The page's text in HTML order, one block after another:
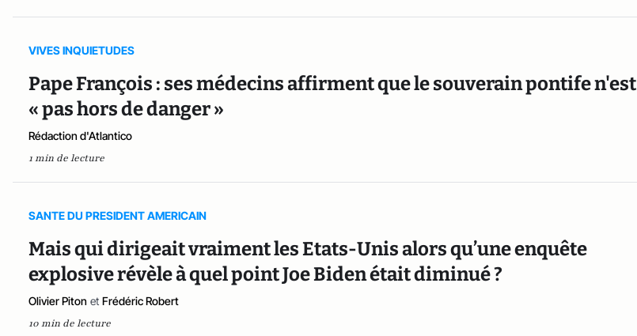
VIVES INQUIETUDES
Pape François : ses médecins affirment que le souverain pontife n'est
« pas hors de danger »
Rédaction d'Atlantico
1 min de lecture
SANTE DU PRESIDENT AMERICAIN
Mais qui dirigeait vraiment les Etats-Unis alors qu’une enquête
explosive révèle à quel point Joe Biden était diminué ?
Olivier Piton et Frédéric Robert
10 min de lecture